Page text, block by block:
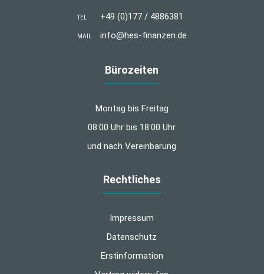
TEL +49 (0)177 / 4886381
MAIL info@hes-finanzen.de
Bürozeiten
Montag bis Freitag
08:00 Uhr bis 18:00 Uhr
und nach Vereinbarung
Rechtliches
Impressum
Datenschutz
Erstinformation